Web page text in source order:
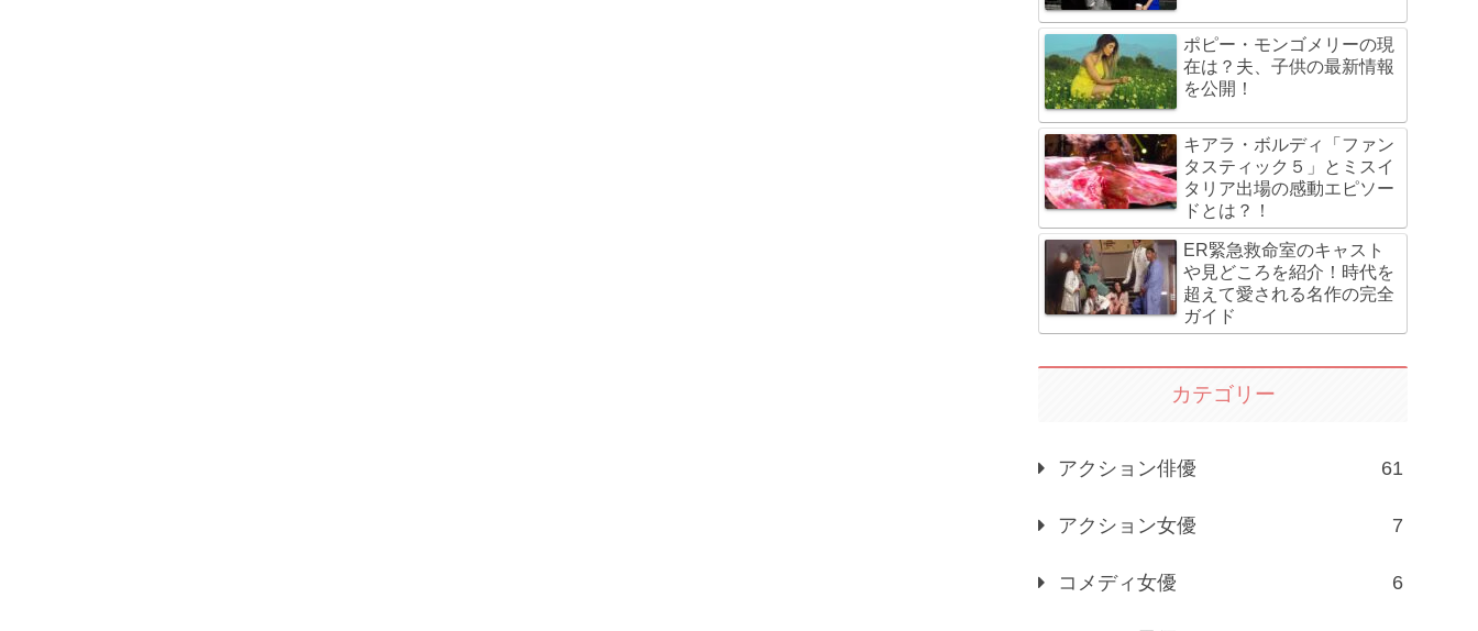
ポピー・モンゴメリーの現
在は？夫、子供の最新情報
を公開！
キアラ・ボルディ「ファン
タスティック５」とミスイ
タリア出場の感動エピソー
ドとは？！
ER緊急救命室のキャスト
や見どころを紹介！時代を
超えて愛される名作の完全
ガイド
カテゴリー
アクション俳優 61
アクション女優 7
コメディ女優 6